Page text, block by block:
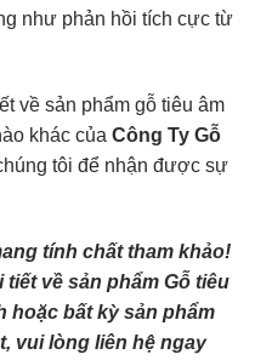
như phản hồi tích cực từ
về sản phẩm gỗ tiêu âm
khác của Công Ty Gỗ
tôi để nhận được sự
tính chất tham khảo!
về sản phẩm Gỗ tiêu
hoặc bất kỳ sản phẩm
vui lòng liên hệ ngay